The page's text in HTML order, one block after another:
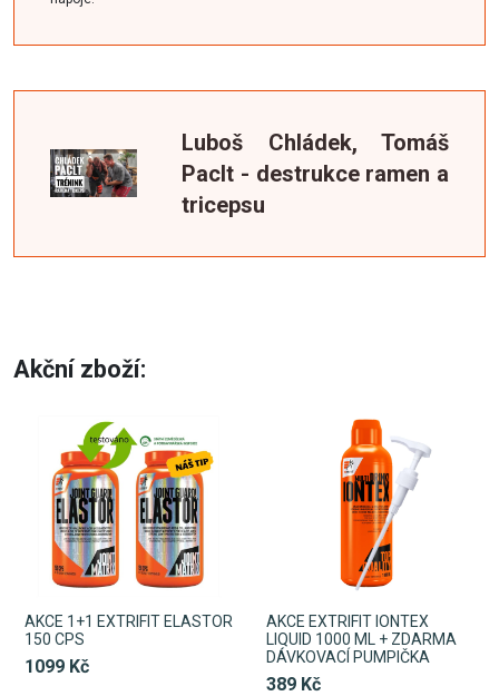
Luboš Chládek, Tomáš
Paclt - destrukce ramen a
tricepsu
Akční zboží:
AKCE 1+1 EXTRIFIT ELASTOR
150 CPS
1099 Kč
AKCE EXTRIFIT IONTEX
LIQUID 1000 ML + ZDARMA
DÁVKOVACÍ PUMPIČKA
389 Kč